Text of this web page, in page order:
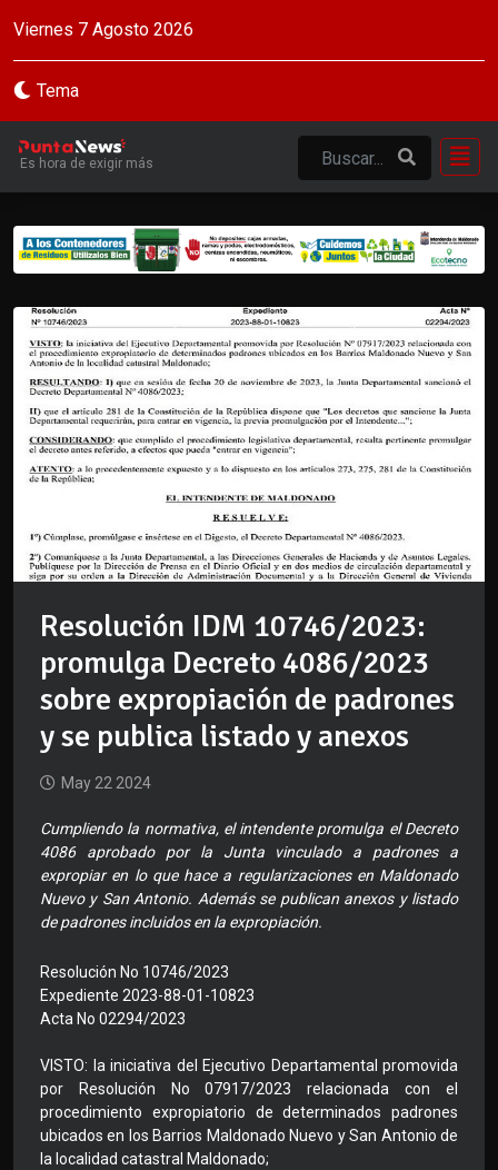
Viernes 7 Agosto 2026
Tema
Es hora de exigir más
Resolución IDM 10746/2023:
promulga Decreto 4086/2023
sobre expropiación de padrones
y se publica listado y anexos
May 22 2024
Cumpliendo la normativa, el intendente promulga el Decreto
4086 aprobado por la Junta vinculado a padrones a
expropiar en lo que hace a regularizaciones en Maldonado
Nuevo y San Antonio. Además se publican anexos y listado
de padrones incluidos en la expropiación.
Resolución No 10746/2023
Expediente 2023-88-01-10823
Acta No 02294/2023
VISTO: la iniciativa del Ejecutivo Departamental promovida
por Resolución No 07917/2023 relacionada con el
procedimiento expropiatorio de determinados padrones
ubicados en los Barrios Maldonado Nuevo y San Antonio de
la localidad catastral Maldonado;